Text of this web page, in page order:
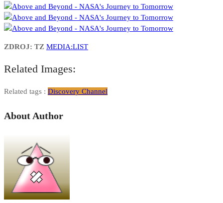
ZDROJ: TZ MEDIA:LIST
Related Images:
Related tags : Discovery Channel
About Author